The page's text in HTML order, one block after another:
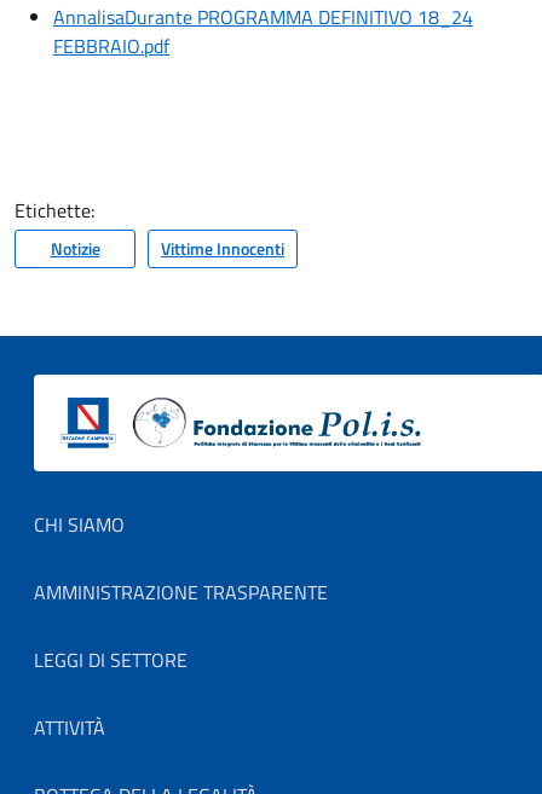
AnnalisaDurante PROGRAMMA DEFINITIVO 18_24
FEBBRAIO.pdf
Etichette:
Notizie Vittime Innocenti
Footer menu
CHI SIAMO
AMMINISTRAZIONE TRASPARENTE
LEGGI DI SETTORE
ATTIVITÀ